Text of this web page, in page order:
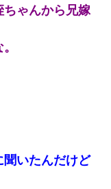
？」夫「慰謝料
する」夫「」
ゃあ皆に祝ってもら
いあくの人です』と
あ」→警察に行き、
｜ヌルポあんてな
ゃんから兄嫁
聞いたんだけど